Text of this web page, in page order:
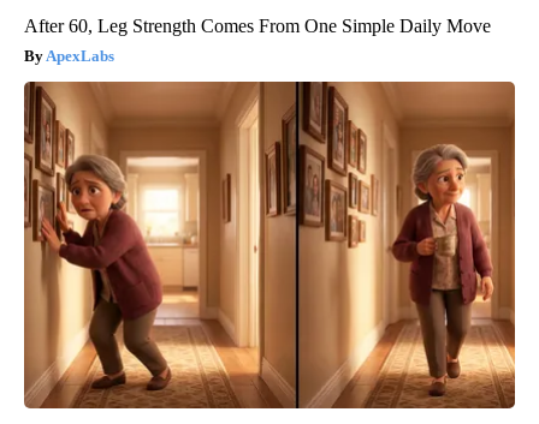
After 60, Leg Strength Comes From One Simple Daily Move
ApexLabs